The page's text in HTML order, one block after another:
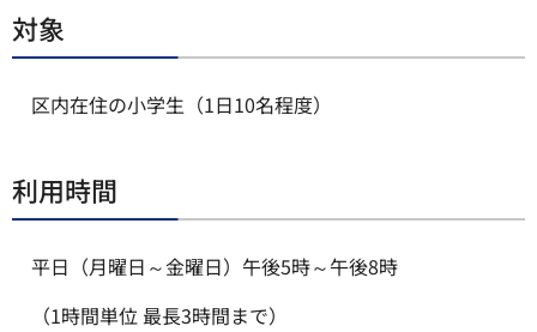
対象
区内在住の小学生（1日10名程度）
利用時間
平日（月曜日～金曜日）午後5時～午後8時
（1時間単位 最長3時間まで）